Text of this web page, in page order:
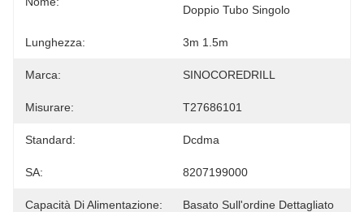
Doppio Tubo Singolo
Lunghezza: 3m 1.5m
Marca: SINOCOREDRILL
Misurare: T27686101
Standard: Dcdma
SA: 8207199000
Capacità Di Alimentazione: Basato Sull'ordine Dettagliato